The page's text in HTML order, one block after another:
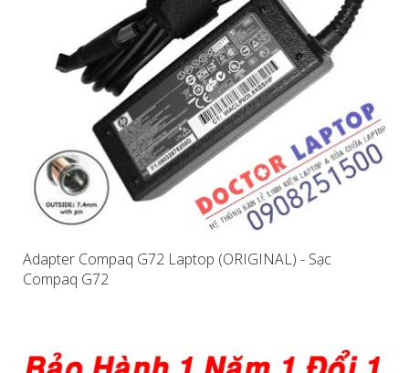
Adapter Compaq G72 Laptop (ORIGINAL) - Sạc
Compaq G72